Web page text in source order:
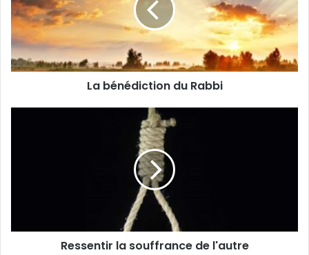
La bénédiction du Rabbi
Ressentir la souffrance de l'autre